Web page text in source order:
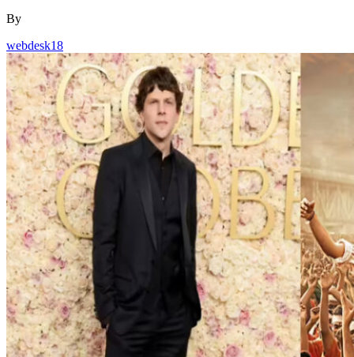
By
webdesk18